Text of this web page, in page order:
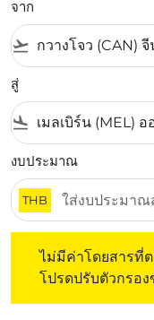
จาก
flight_takeoff
สู่
flight_land
งบประมาณ
THB
ไม่มีค่าโดยสารที่
โปรดปรับตัวกรอ